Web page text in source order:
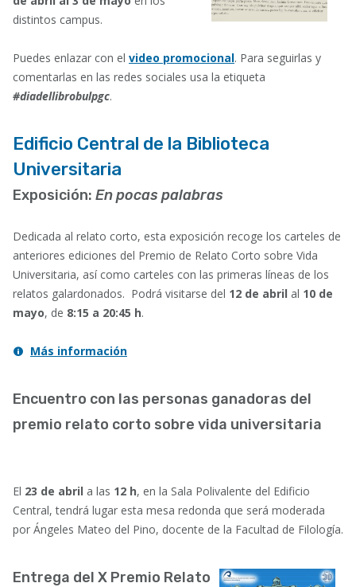
distintos campus.
Puedes enlazar con el video promocional. Para seguirlas y
comentarlas en las redes sociales usa la etiqueta
#diadellibrobulpgc.
Edificio Central de la Biblioteca
Universitaria
Exposición: En pocas palabras
Dedicada al relato corto, esta exposición recoge los carteles de
anteriores ediciones del Premio de Relato Corto sobre Vida
Universitaria, así como carteles con las primeras líneas de los
relatos galardonados. Podrá visitarse del 12 de abril al 10 de
mayo, de 8:15 a 20:45 h.
Más información
Encuentro con las personas ganadoras del
premio relato corto sobre vida universitaria
El 23 de abril a las 12 h, en la Sala Polivalente del Edificio
Central, tendrá lugar esta mesa redonda que será moderada
por Ángeles Mateo del Pino, docente de la Facultad de Filología.
Entrega del X Premio Relato